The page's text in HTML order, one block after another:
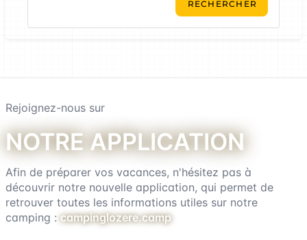
Rejoignez-nous sur
Notre application
Afin de préparer vos vacances, n'hésitez pas à
découvrir notre nouvelle application, qui permet de
retrouver toutes les informations utiles sur notre
camping :campinglozere.camp